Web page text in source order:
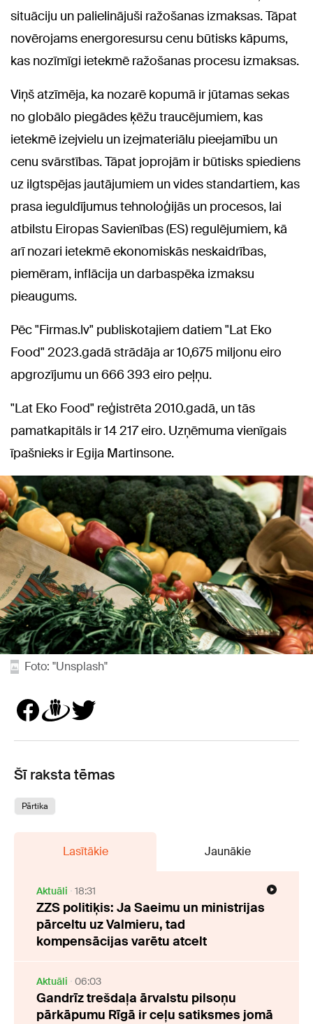
situāciju un palielinājuši ražošanas izmaksas. Tāpat
novērojams energoresursu cenu būtisks kāpums,
kas nozīmīgi ietekmē ražošanas procesu izmaksas.
Viņš atzīmēja, ka nozarē kopumā ir jūtamas sekas
no globālo piegādes ķēžu traucējumiem, kas
ietekmē izejvielu un izejmateriālu pieejamību un
cenu svārstības. Tāpat joprojām ir būtisks spiediens
uz ilgtspējas jautājumiem un vides standartiem, kas
prasa ieguldījumus tehnoloģijās un procesos, lai
atbilstu Eiropas Savienības (ES) regulējumiem, kā
arī nozari ietekmē ekonomiskās neskaidrības,
piemēram, inflācija un darbaspēka izmaksu
pieaugums.
Pēc "Firmas.lv" publiskotajiem datiem "Lat Eko
Food" 2023.gadā strādāja ar 10,675 miljonu eiro
apgrozījumu un 666 393 eiro peļņu.
"Lat Eko Food" reģistrēta 2010.gadā, un tās
pamatkapitāls ir 14 217 eiro. Uzņēmuma vienīgais
īpašnieks ir Egija Martinsone.
Foto: "Unsplash"
Šī raksta tēmas
Pārtika
Lasītākie Jaunākie
Aktuāli 18:31
ZZS politiķis: Ja Saeimu un ministrijas
pārceltu uz Valmieru, tad
kompensācijas varētu atcelt
Aktuāli 06:03
Gandrīz trešdaļa ārvalstu pilsoņu
pārkāpumu Rīgā ir ceļu satiksmes jomā